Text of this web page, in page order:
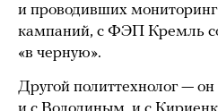
и проводивших
кампаний, с ФЭП Кремль
«в черную».
Другой политтехнолог —